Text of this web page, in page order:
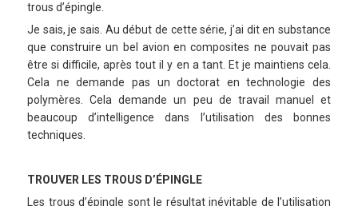
trous d’épingle.
Je sais, je sais. Au début de cette série, j’ai dit en substance
que construire un bel avion en composites ne pouvait pas
être si difficile, après tout il y en a tant. Et je maintiens cela.
Cela ne demande pas un doctorat en technologie des
polymères. Cela demande un peu de travail manuel et
beaucoup d’intelligence dans l’utilisation des bonnes
techniques.
TROUVER LES TROUS D’ÉPINGLE
Les trous d’épingle sont le résultat inévitable de l’utilisation